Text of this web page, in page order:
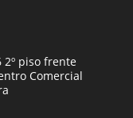
2º piso frente
Comercial